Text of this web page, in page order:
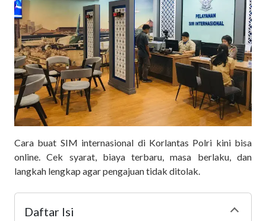
Cara buat SIM internasional di Korlantas Polri kini bisa
online. Cek syarat, biaya terbaru, masa berlaku, dan
langkah lengkap agar pengajuan tidak ditolak.
Daftar Isi